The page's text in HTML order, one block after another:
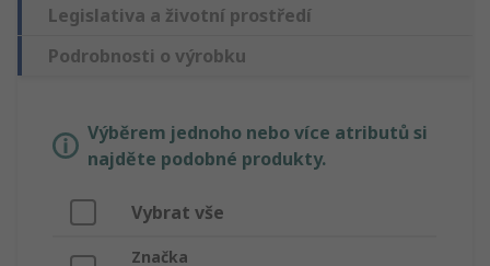
Legislativa a životní prostředí
Podrobnosti o výrobku
Výběrem jednoho nebo více atributů si
najděte podobné produkty.
Vybrat vše
Značka